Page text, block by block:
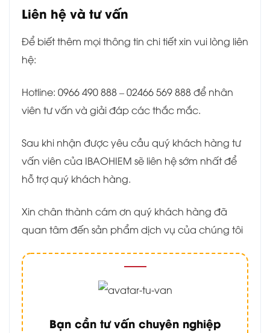
Liên hệ và tư vấn
Để biết thêm mọi thông tin chi tiết xin vui lòng liên
hệ:
Hotline: 0966 490 888 – 02466 569 888 để nhân
viên tư vấn và giải đáp các thắc mắc.
Sau khi nhận được yêu cầu quý khách hàng tư
vấn viên của IBAOHIEM sẽ liên hệ sớm nhất để
hỗ trợ quý khách hàng.
Xin chân thành cám ơn quý khách hàng đã
quan tâm đến sản phẩm dịch vụ của chúng tôi
Bạn cần tư vấn chuyên nghiệp